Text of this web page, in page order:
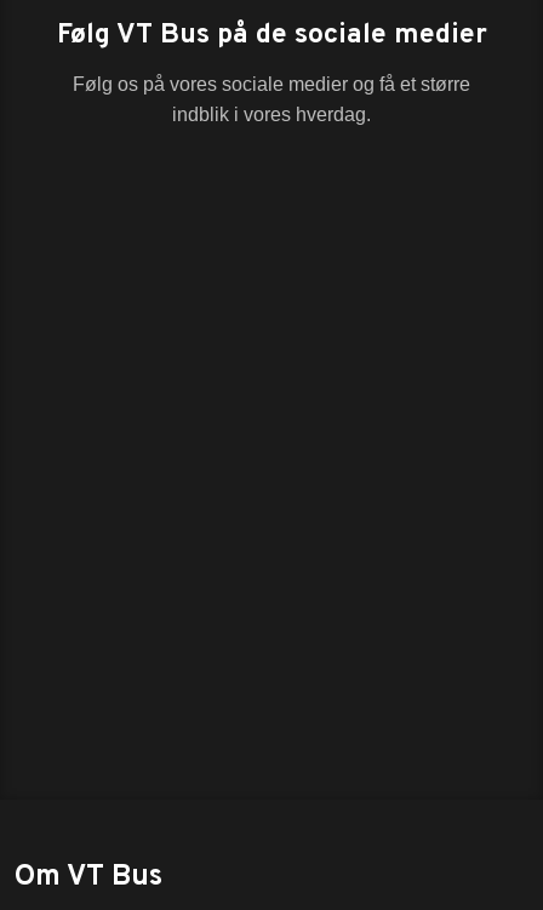
Følg VT Bus på de sociale medier
Følg os på vores sociale medier og få et større
indblik i vores hverdag.
Om VT Bus